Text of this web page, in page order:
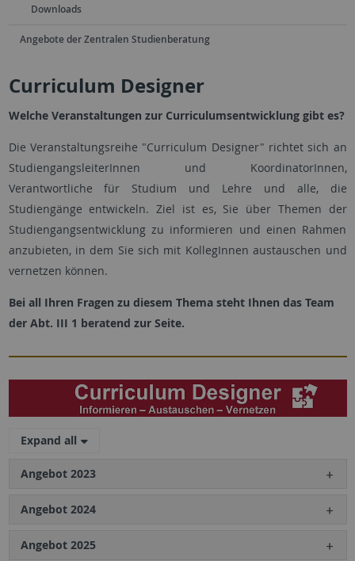
Downloads
Angebote der Zentralen Studienberatung
Curriculum Designer
Welche Veranstaltungen zur Curriculumsentwicklung gibt es?
Die Veranstaltungsreihe "Curriculum Designer" richtet sich an
StudiengangsleiterInnen und KoordinatorInnen,
Verantwortliche für Studium und Lehre und alle, die
Studiengänge entwickeln. Ziel ist es, Sie über Themen der
Studiengangsentwicklung zu informieren und einen Rahmen
anzubieten, in dem Sie sich mit KollegInnen austauschen und
vernetzen können.
Bei all Ihren Fragen zu diesem Thema steht Ihnen das Team
der Abt. III 1 beratend zur Seite.
Expand all
Angebot 2023
Angebot 2024
Angebot 2025